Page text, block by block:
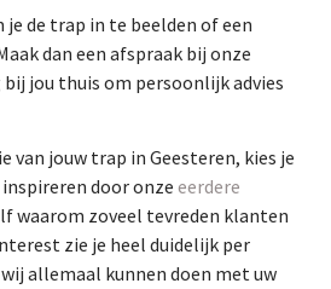
de trap in te beelden of een
dan een afspraak bij onze
jou thuis om persoonlijk advies
van jouw trap in Geesteren, kies je
door onzeeerdere
waarom zoveel tevreden klanten
zie je heel duidelijk per
allemaal kunnen doen met uw
dan een afspraak bij onze
jou thuis om persoonlijk advies
van jouw trap in Geesteren, kies je